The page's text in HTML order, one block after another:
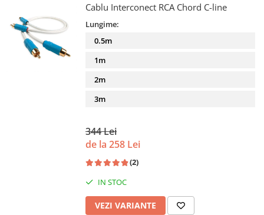
Cablu Interconect RCA Chord C-line
Lungime:
0.5m
1m
2m
3m
344 Lei
de la 258 Lei
(2)
IN STOC
VEZI VARIANTE